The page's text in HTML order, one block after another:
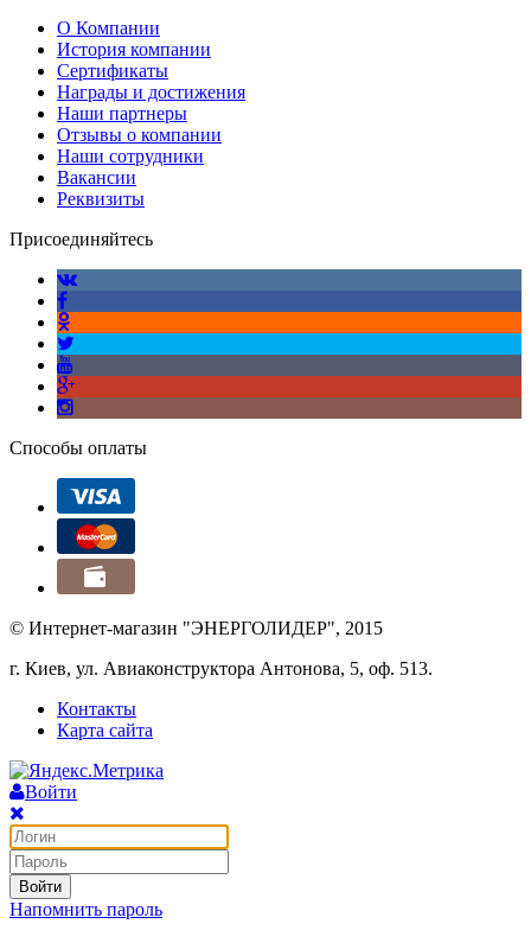
О Компании
История компании
Сертификаты
Награды и достижения
Наши партнеры
Отзывы о компании
Наши сотрудники
Вакансии
Реквизиты
Присоединяйтесь
Способы оплаты
© Интернет-магазин "ЭНЕРГОЛИДЕР", 2015
г. Киев, ул. Авиаконструктора Антонова, 5, оф. 513.
Контакты
Карта сайта
Войти
Войти
Напомнить пароль